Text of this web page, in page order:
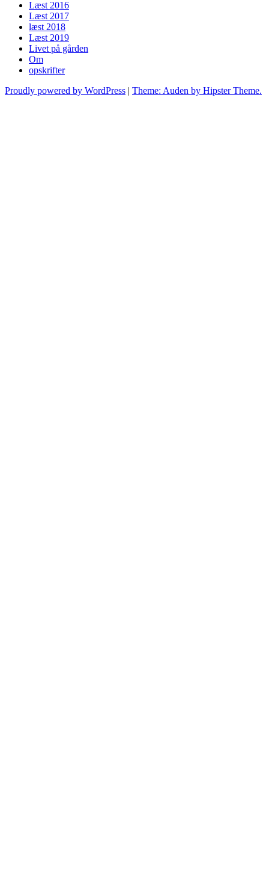
Læst 2016
Læst 2017
læst 2018
Læst 2019
Livet på gården
Om
opskrifter
Proudly powered by WordPress | Theme: Auden by Hipster Theme.